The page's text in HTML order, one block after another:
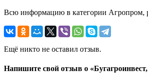
Всю информацию в категории Агропром,
Ещё никто не оставил отзыв.
Напишите свой отзыв о